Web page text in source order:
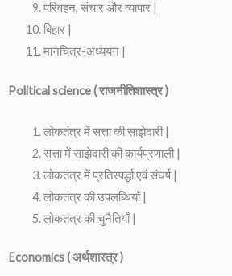
परिवहन, संचार और व्यापार |
बिहार |
मानचित्र-अध्ययन |
Political science ( राजनीतिशास्त्र )
लोकतंत्र में सत्ता की साझेदारी |
सत्ता में साझेदारी की कार्यप्रणाली |
लोकतंत्र में प्रतिस्पर्द्धा एवं संघर्ष |
लोकतंत्र की उपलब्धियाँ |
लोकतंत्र की चुनैतियाँ |
Economics ( अर्थशास्त्र )